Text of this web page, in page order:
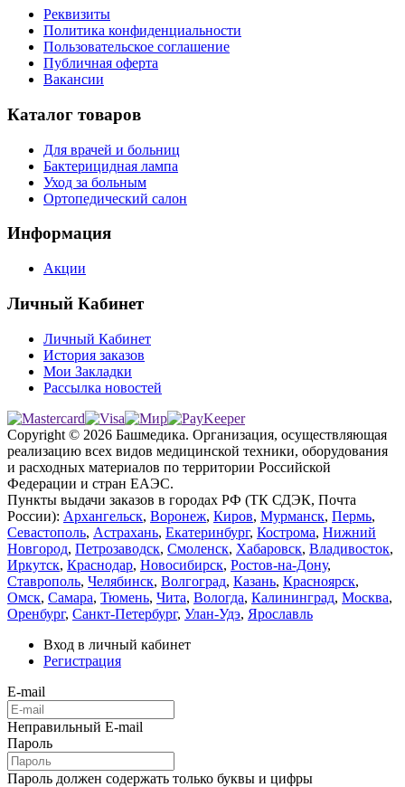
Реквизиты
Политика конфиденциальности
Пользовательское соглашение
Публичная оферта
Вакансии
Каталог товаров
Для врачей и больниц
Бактерицидная лампа
Уход за больным
Ортопедический салон
Информация
Акции
Личный Кабинет
Личный Кабинет
История заказов
Мои Закладки
Рассылка новостей
Copyright © 2026 Башмедика. Организация, осуществляющая
реализацию всех видов медицинской техники, оборудования
и расходных материалов по территории Российской
Федерации и стран ЕАЭС.
Пункты выдачи заказов в городах РФ (ТК СДЭК, Почта
России): Архангельск, Воронеж, Киров, Мурманск, Пермь,
Севастополь, Астрахань, Екатеринбург, Кострома, Нижний
Новгород, Петрозаводск, Смоленск, Хабаровск, Владивосток,
Иркутск, Краснодар, Новосибирск, Ростов-на-Дону,
Ставрополь, Челябинск, Волгоград, Казань, Красноярск,
Омск, Самара, Тюмень, Чита, Вологда, Калининград, Москва,
Оренбург, Санкт-Петербург, Улан-Удэ, Ярославль
Вход в личный кабинет
Регистрация
E-mail
Неправильный E-mail
Пароль
Пароль должен содержать только буквы и цифры